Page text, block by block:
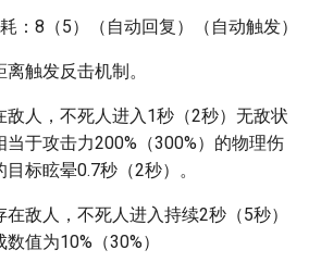
：8（5）（自动回复）（自动触发）
触发反击机制。
敌人，不死人进入1秒（2秒）无敌状
于攻击力200%（300%）的物理伤
标眩晕0.7秒（2秒）。
敌人，不死人进入持续2秒（5秒）
值为10%（30%）